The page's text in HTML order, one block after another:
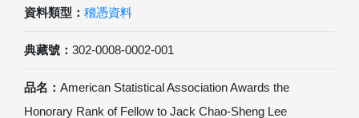
資料類型： 稽憑資料
典藏號： 302-0008-0002-001
品名： American Statistical Association Awards the
Honorary Rank of Fellow to Jack Chao-Sheng Lee